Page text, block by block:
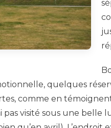
quelques
comme en
pas visité sous une belle